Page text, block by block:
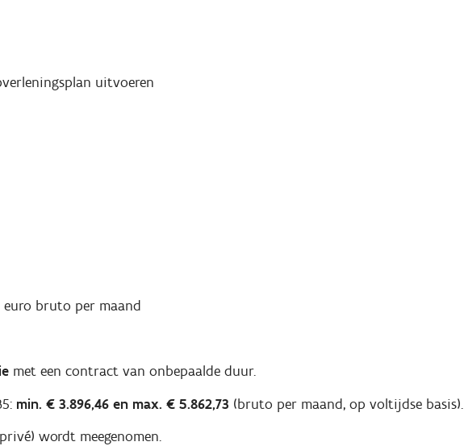
uitvoeren
euro bruto per maand
met een contract van onbepaalde duur.
min. € 3.896,46 en max. € 5.862,73 (bruto per maand, op voltijdse basis).
wordt meegenomen.